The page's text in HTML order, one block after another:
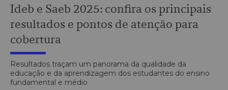
Ideb e Saeb 2025: confira os principais
resultados e pontos de atenção para
cobertura
Resultados traçam um panorama da qualidade da
educação e da aprendizagem dos estudantes do ensino
fundamental e médio